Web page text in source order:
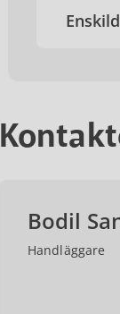
Bodil
Handläggare